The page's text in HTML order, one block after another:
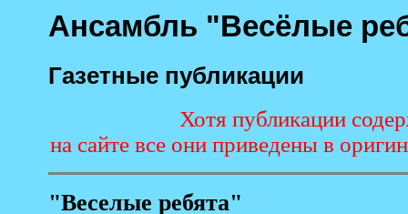
Ансамбль "Весёлые
Газетные публикации
Хотя публикации
на сайте все они приведены в
"Веселые ребята"